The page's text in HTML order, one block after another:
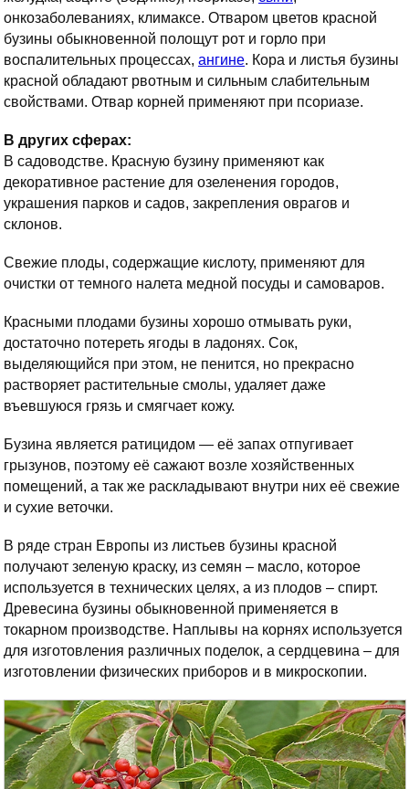
онкозаболеваниях, климаксе. Отваром цветов красной
бузины обыкновенной полощут рот и горло при
воспалительных процессах, ангине. Кора и листья бузины
красной обладают рвотным и сильным слабительным
свойствами. Отвар корней применяют при псориазе.
В других сферах:
В садоводстве. Красную бузину применяют как
декоративное растение для озеленения городов,
украшения парков и садов, закрепления оврагов и
склонов.
Свежие плоды, содержащие кислоту, применяют для
очистки от темного налета медной посуды и самоваров.
Красными плодами бузины хорошо отмывать руки,
достаточно потереть ягоды в ладонях. Сок,
выделяющийся при этом, не пенится, но прекрасно
растворяет растительные смолы, удаляет даже
въевшуюся грязь и смягчает кожу.
Бузина является ратицидом — её запах отпугивает
грызунов, поэтому её сажают возле хозяйственных
помещений, а так же раскладывают внутри них её свежие
и сухие веточки.
В ряде стран Европы из листьев бузины красной
получают зеленую краску, из семян – масло, которое
используется в технических целях, а из плодов – спирт.
Древесина бузины обыкновенной применяется в
токарном производстве. Наплывы на корнях используется
для изготовления различных поделок, а сердцевина – для
изготовлении физических приборов и в микроскопии.